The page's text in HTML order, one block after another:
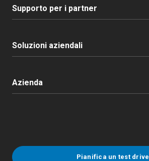
Supporto per i partner
Soluzioni aziendali
Azienda
Pianifica un test drive